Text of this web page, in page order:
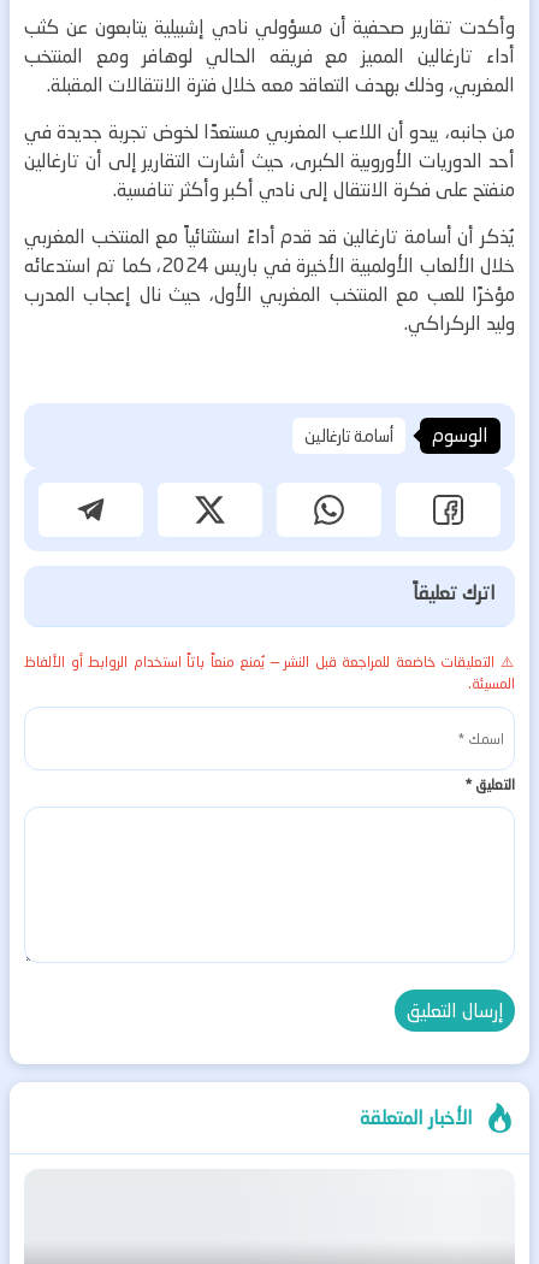
وأكدت تقارير صحفية أن مسؤولي نادي إشبيلية يتابعون عن كثب
أداء تارغالين المميز مع فريقه الحالي لوهافر ومع المنتخب
المغربي، وذلك بهدف التعاقد معه خلال فترة الانتقالات المقبلة.
من جانبه، يبدو أن اللاعب المغربي مستعدًا لخوض تجربة جديدة في
أحد الدوريات الأوروبية الكبرى، حيث أشارت التقارير إلى أن تارغالين
منفتح على فكرة الانتقال إلى نادي أكبر وأكثر تنافسية.
يُذكر أن أسامة تارغالين قد قدم أداءً استثنائياً مع المنتخب المغربي
خلال الألعاب الأولمبية الأخيرة في باريس 2024، كما تم استدعائه
مؤخرًا للعب مع المنتخب المغربي الأول، حيث نال إعجاب المدرب
وليد الركراكي.
الوسوم أسامة تارغالين
اترك تعليقاً
⚠️ التعليقات خاضعة للمراجعة قبل النشر — يُمنع منعاً باتاً استخدام الروابط أو الألفاظ
المسيئة.
التعليق*
الأخبار المتعلقة